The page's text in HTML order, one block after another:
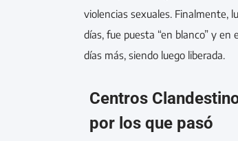
violencias sexuales. Finalmente,
días, fue puesta “en blanco” y en
días más, siendo luego liberada.
Centros
por los que pasó